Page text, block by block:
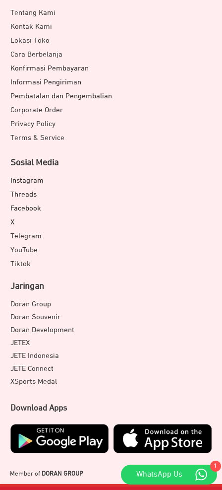
Tentang Kami
Kontak Kami
Lokasi Toko
Cara Berbelanja
Konfirmasi Pembayaran
Informasi Pengiriman
Pembatalan dan Pengembalian
Corporate Order
Privacy Policy
Terms & Service
Sosial Media
Instagram
Threads
Facebook
X
Telegram
YouTube
Tiktok
Jaringan
Doran Group
Doran Souvenir
Doran Development
JETEX
JETE Indonesia
JETE Connect
XSports Medal
Download Apps
Member of DORAN GROUP
1
WhatsApp Us